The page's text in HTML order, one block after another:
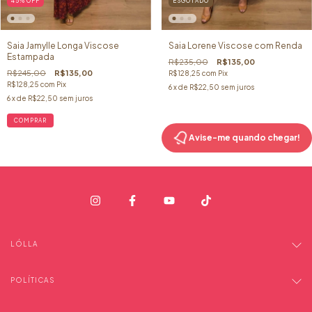
Saia Jamylle Longa Viscose
Estampada
R$245,00 R$135,00
R$128,25 com Pix
6x de R$22,50 sem juros
COMPRAR
Saia Lorene Viscose com Renda
R$235,00 R$135,00
R$128,25 com Pix
6 x de R$22,50 sem juros
Avise-me quando chegar!
LÓLLA
POLÍTICAS